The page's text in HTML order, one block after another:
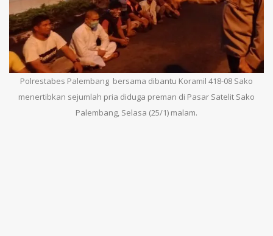
Polrestabes Palembang bersama dibantu Koramil 418-08 Sako
menertibkan sejumlah pria diduga preman di Pasar Satelit Sako
Palembang, Selasa (25/1) malam.